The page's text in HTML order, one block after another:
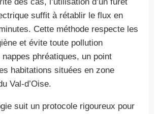
suffit à rétablir le flux en
Cette méthode respecte les
et évite toute pollution
phréatiques, un point
habitations situées en zone
Val-d’Oise.
suit un protocole rigoureux pour